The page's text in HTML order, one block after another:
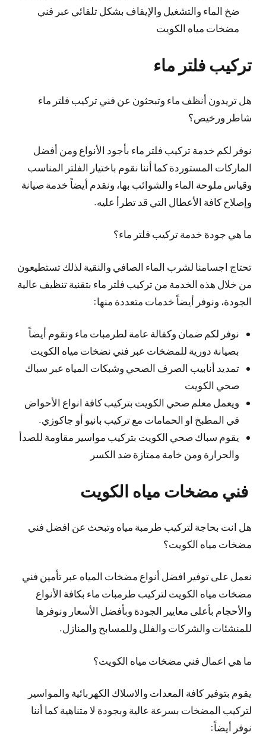
ضخ الماء والتشغيل والإيقاف بشكل تلقائي عبر فني
مضخات مياه الكويت
تركيب فلتر ماء
هل تريدون أنظف ماء وتبحثون عن فني تركيب فلتر ماء
شاطر ورخيص؟
نوفر لكم خدمة تركيب فلتر ماء بأجود الأنواع ومن أفضل
الماركات المستوردة كما أننا نقوم باختيار الفلتر المناسب
وقياس ملوحة الماء والشوائب بها، ونقدم أيضاً خدمة صيانة
وإصلاح كافة الأعطال التي قد تطرأ عليه.
ما هي جودة خدمة تركيب فلتر ماء؟
تحتاج اجسامنا لشرب الماء الصافي والنقية لذلك تستطيعون
من خلال هذه الخدمة من تركيب فلتر ماء بتقنية تنظيف عالية
الجودة، ونوفر أيضاً خدمات متعددة منها:
نوفر لكم ضمان وكفالة عامة لطرمبات ماء ونقوم أيضاً
بصيانة دورية للمضخات عبر فني نضخات مياه الكويت
تمديد أنابيب الصرف الصحي وشبكات المياه عبر سباك
صحي الكويت
ويعمل معلم صحي الكويت بتركيب كافة انواع الأحواض
في المطبخ او الحمامات مع تركيب بانيو أو جاكوزي.
يقوم سباك صحي الكويت بتركيب مواسير مقاومة للصدأ
والحرارة ومن خامة ممتازة ضد الكسر
فني مضخات مياه الكويت
هل انت بحاجة لتركيب طرمبة مياه وتبحث عن افضل فني
مضخات مياه الكويت؟
نعمل على توفير افضل أنواع مضخات المياه عبر تأمين فني
مضخات مياه الكويت لتركيب طرمبات ماء بكافة الأنواع
والأحجام بأعلى معايير الجودة وبأفضل الأسعار ونوفرها
للمنشئات والشركات والفلل وللمسابح والمنازل.
ما هي اعمال فني مضخات مياه الكويت؟
يقوم بتوفير كافة المعدات والاسلاك الكهربائية والمواسير
لتركيب المضخات بسرعة عالية وبجودة لا متناهية كما أننا
نوفر أيضاً: